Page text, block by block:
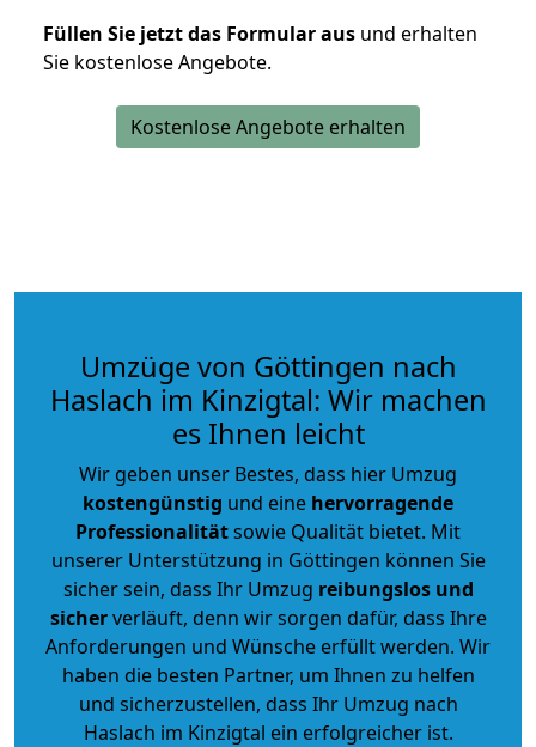
Füllen Sie jetzt das Formular aus und erhalten
Sie kostenlose Angebote.
Kostenlose Angebote erhalten
Umzüge von Göttingen nach
Haslach im Kinzigtal: Wir machen
es Ihnen leicht
Wir geben unser Bestes, dass hier Umzug
kostengünstig und eine hervorragende
Professionalitätsowie Qualität bietet. Mit
unserer Unterstützung in Göttingen können Sie
sicher sein, dass Ihr Umzug reibungslos und
sicherverläuft, denn wir sorgen dafür, dass Ihre
Anforderungen und Wünsche erfüllt werden. Wir
haben die besten Partner, um Ihnen zu helfen
und sicherzustellen, dass Ihr Umzug nach
Haslach im Kinzigtal ein erfolgreicher ist.